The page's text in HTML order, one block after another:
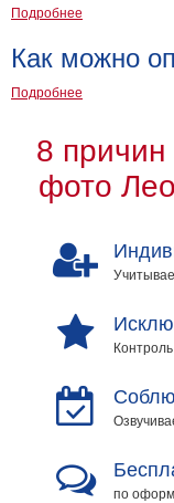
Подробнее
Как можно
Подробнее
8 причин
фото
по